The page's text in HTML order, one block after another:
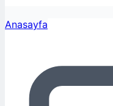
Anasayfa